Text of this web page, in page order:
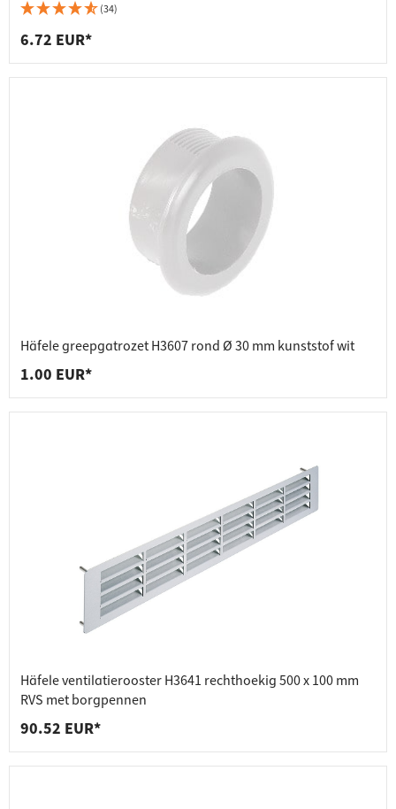
(34)
6.72 EUR*
Häfele greepgatrozet H3607 rond Ø 30 mm kunststof wit
1.00 EUR*
Häfele ventilatierooster H3641 rechthoekig 500 x 100 mm
RVS met borgpennen
90.52 EUR*